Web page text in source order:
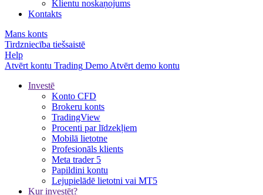
Klientu noskaņojums
Kontakts
Mans konts
Tirdzniecība tiešsaistē
Help
Atvērt kontu Trading Demo Atvērt demo kontu
Investē
Konto CFD
Brokeru konts
TradingView
Procenti par līdzekļiem
Mobilā lietotne
Profesionāls klients
Meta trader 5
Papildini kontu
Lejupielādē lietotni vai MT5
Kur investēt?